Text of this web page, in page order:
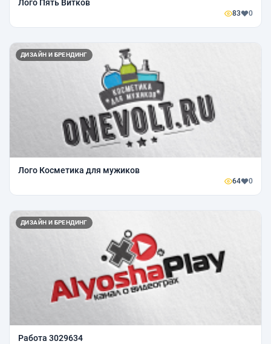
Лого Пять Витков
83 0
ДИЗАЙН И БРЕНДИНГ
Лого Косметика для мужиков
64 0
ДИЗАЙН И БРЕНДИНГ
Работа 3029634